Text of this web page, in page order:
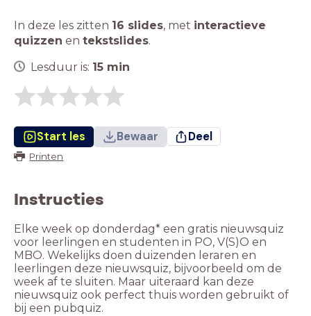
In deze les zitten 16 slides, met interactieve
quizzen en tekstslides.
Lesduur is: 15 min
Start les Bewaar Deel
Printen
Instructies
Elke week op donderdag* een gratis nieuwsquiz
voor leerlingen en studenten in PO, V(S)O en
MBO. Wekelijks doen duizenden leraren en
leerlingen deze nieuwsquiz, bijvoorbeeld om de
week af te sluiten. Maar uiteraard kan deze
nieuwsquiz ook perfect thuis worden gebruikt of
bij een pubquiz.